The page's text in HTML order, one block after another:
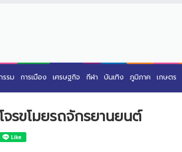
รม การเมือง เศรษฐกิจ กีฬา บันเทิง ภูมิภาค เกษตร
จรขโมยรถจักรยานยนต์